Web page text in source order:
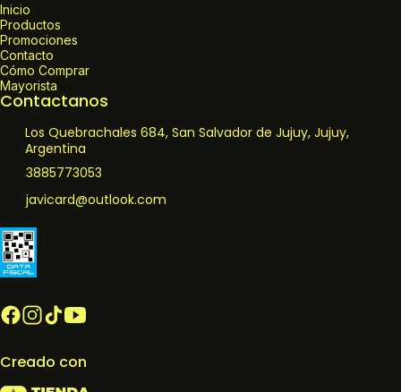
Inicio
Productos
Promociones
Contacto
Cómo Comprar
Mayorista
Contactanos
Los Quebrachales 684, San Salvador de Jujuy, Jujuy,
Argentina
3885773053
javicard@outlook.com
Creado con